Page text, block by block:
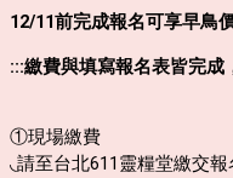
12/11前完成報名可享早鳥
:::繳費與填寫報名表皆完成
①現場繳費
◟請至台北611靈糧堂繳交